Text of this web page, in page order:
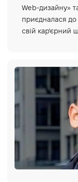
Web-дизайну»
приєдналася
свій кар'єрний